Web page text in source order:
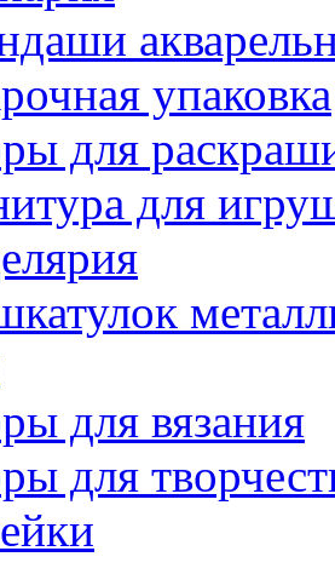
упаковка
для
для
для вязания
для